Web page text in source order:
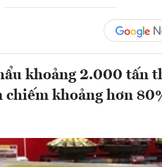
khoảng 2.000 tấn
chiếm khoảng hơn